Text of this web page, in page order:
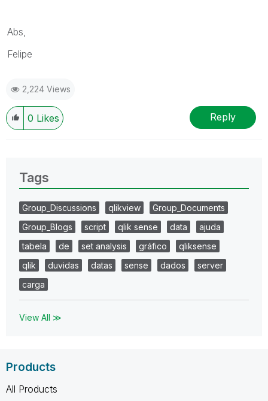
Abs,
Felipe
2,224 Views
0 Likes Reply
Tags
Group_Discussions qlikview
Group_Documents
Group_Blogs
script qlik sense data
ajuda
tabela
de set analysis gráfico
qliksense
qlik
duvidas datas sense dados
server
carga
View All ≫
Products
All Products